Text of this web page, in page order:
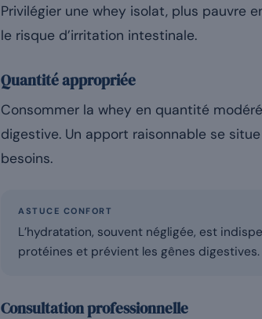
Privilégier une whey isolat, plus pauvre
le risque d’irritation intestinale.
Quantité appropriée
Consommer la whey en quantité
digestive. Un apport raisonnable se
besoins.
ASTUCE CONFORT
L’hydratation, souvent négligée, est
protéines et prévient les gênes digestives.
Consultation professionnelle